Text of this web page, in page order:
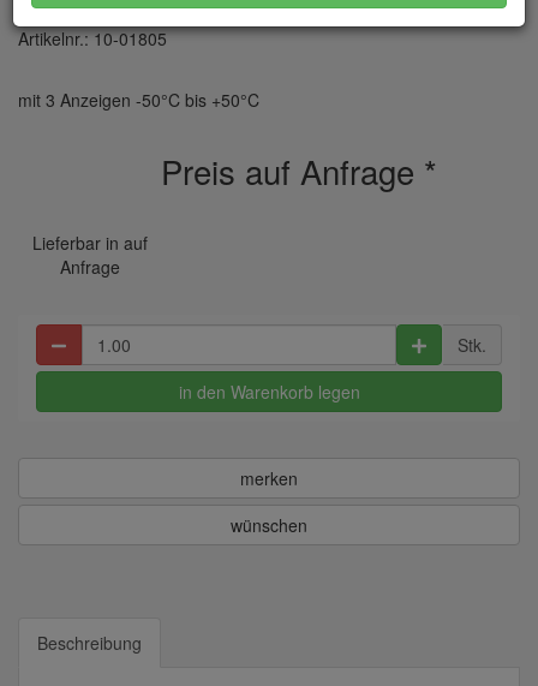
Artikelnr.: 10-01805
mit 3 Anzeigen -50°C bis +50°C
Preis auf Anfrage *
Lieferbar in auf
Anfrage
Stk.
in den Warenkorb legen
merken
wünschen
Beschreibung